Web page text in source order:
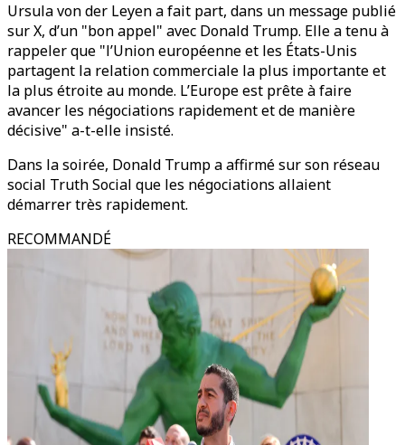
Ursula von der Leyen a fait part, dans un message publié
sur X, d’un "bon appel" avec Donald Trump. Elle a tenu à
rappeler que "l’Union européenne et les États-Unis
partagent la relation commerciale la plus importante et
la plus étroite au monde. L’Europe est prête à faire
avancer les négociations rapidement et de manière
décisive" a-t-elle insisté.
Dans la soirée, Donald Trump a affirmé sur son réseau
social Truth Social que les négociations allaient
démarrer très rapidement.
RECOMMANDÉ